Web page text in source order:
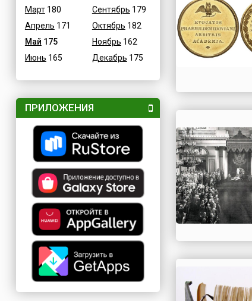
Март180
Апрель 171
Май 175
Июнь 165
Сентябрь 179
Октябрь 182
Ноябрь 162
Декабрь 175
ПРИЛОЖЕНИЯ